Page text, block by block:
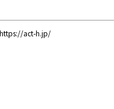
https://act-h.jp/